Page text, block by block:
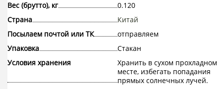
Вес (брутто), кг
0.120
Страна
Китай
Посылаем почтой или ТК
отправляем
Упаковка
Стакан
Условия хранения
Хранить в сухом прохладном
месте, избегать попадания
прямых солнечных лучей.